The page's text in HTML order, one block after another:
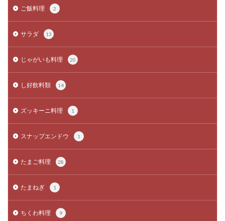
ご飯料理 2
サラダ 13
じゃがいも料理 20
し好飲料類 14
ズッキーニ料理 1
スナップエンドウ 1
たまご料理 28
たまねぎ 1
ちくわ料理 9